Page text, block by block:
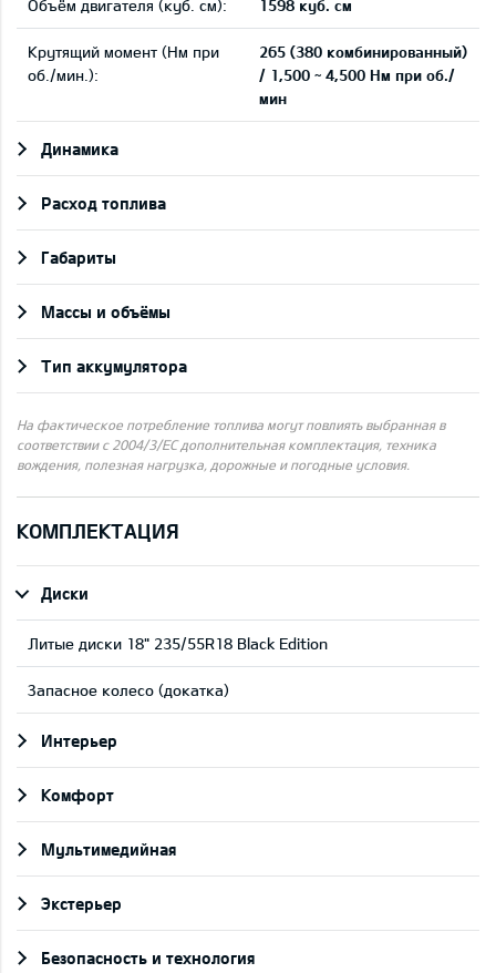
Объём двигателя (куб. см): 1598 куб. см
Крутящий момент (Нм при
об./мин.):
265 (380 комбинированный)
/ 1,500 ~ 4,500 Нм при об./
мин
Динамика
Pасход топлива
Габариты
Массы и объёмы
Тип аккумулятора
На фактическое потребление топлива могут повлиять выбранная в
соответствии с 2004/3/ЕС дополнительная комплектация, техника
вождения, полезная нагрузка, дорожные и погодные условия.
КОМПЛЕКТАЦИЯ
Диски
Литые диски 18" 235/55R18 Black Edition
Запасное колесо (докатка)
Интерьер
Комфорт
Мультимедийная
Экстерьер
Безопасность и технология